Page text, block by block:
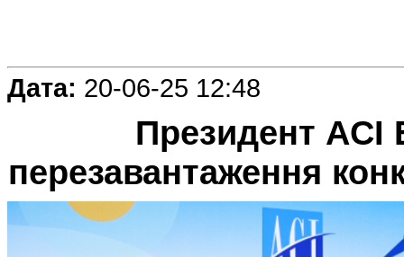
Дата: 20-06-25 12:48
Президент ACI
перезавантаження